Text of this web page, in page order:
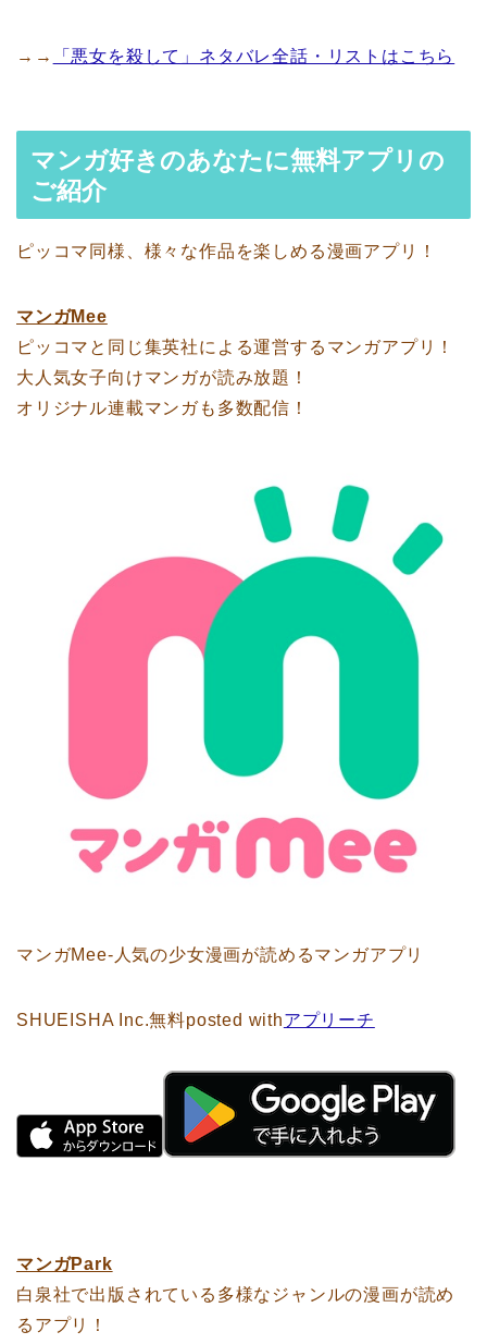
→→ 「悪女を殺して」ネタバレ全話・リストはこちら
マンガ好きのあなたに無料アプリの
ご紹介
ピッコマ同様、様々な作品を楽しめる漫画アプリ！
マンガMee
ピッコマと同じ集英社による運営するマンガアプリ！
大人気女子向けマンガが読み放題！
オリジナル連載マンガも多数配信！
マンガMee-人気の少女漫画が読めるマンガアプリ
SHUEISHA Inc.無料posted withアプリーチ
マンガPark
白泉社で出版されている多様なジャンルの漫画が読め
るアプリ！